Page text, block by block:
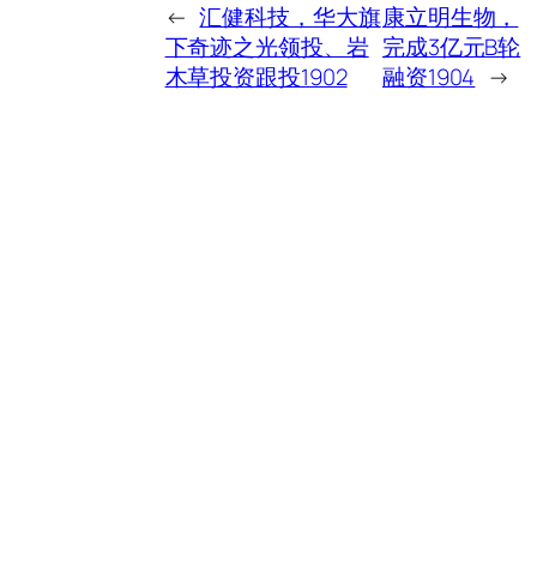
← 汇健科技，华大旗
下奇迹之光领投、岩
木草投资跟投1902
康立明生物，
完成3亿元B轮
融资1904 →